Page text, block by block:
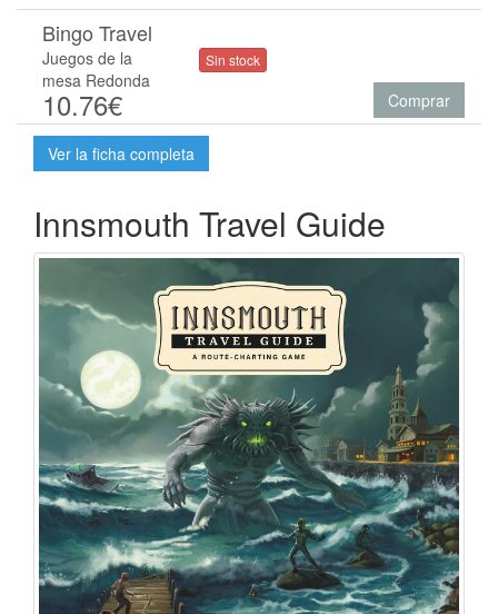
Bingo Travel
Juegos de la
mesa Redonda
10.76€
Sin stock
Comprar
Ver la ficha completa
Innsmouth Travel Guide